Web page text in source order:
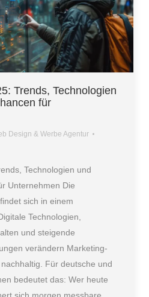
Trends, Technologien
für
Design & Werbe Agentur
Technologien und
Unternehmen Die
sich in einem
Technologien,
und steigende
verändern Marketing-
Für deutsche und
bedeutet das: Wer heute
sich morgen messbare